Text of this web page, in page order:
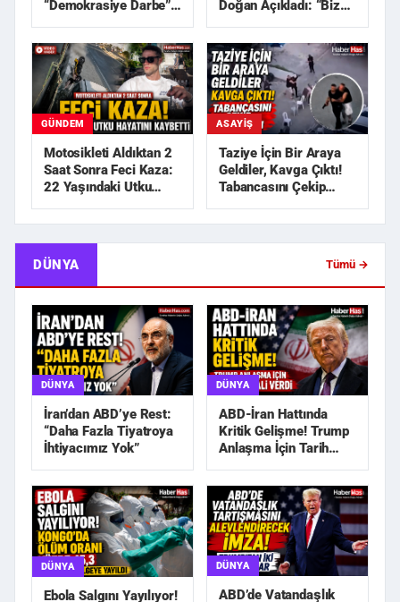
“Demokrasiye Darbe”,
Doğan Açıkladı: “Bize
GÜNDEM
Motosikleti Aldıktan 2
Saat Sonra Feci Kaza:
22 Yaşındaki Utku
ASAYIŞ
Taziye İçin Bir Araya
Geldiler, Kavga Çıktı!
Tabancasını Çekip
DÜNYA Tümü →
DÜNYA
İran’dan ABD’ye Rest:
“Daha Fazla Tiyatroya
İhtiyacımız Yok”
DÜNYA
ABD-İran Hattında
Kritik Gelişme! Trump
Anlaşma İçin Tarih
DÜNYA
Ebola Salgını Yayılıyor!
DÜNYA
ABD’de Vatandaşlık